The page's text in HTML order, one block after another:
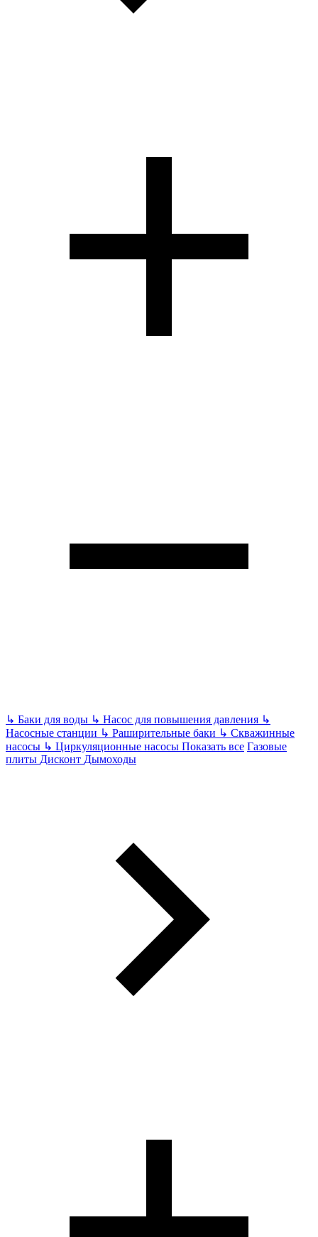
↳ Баки для воды ↳ Насос для повышения давления ↳
Насосные станции ↳ Раширительные баки ↳ Скважинные
насосы ↳ Циркуляционные насосы Показать все Газовые
плиты Дисконт Дымоходы